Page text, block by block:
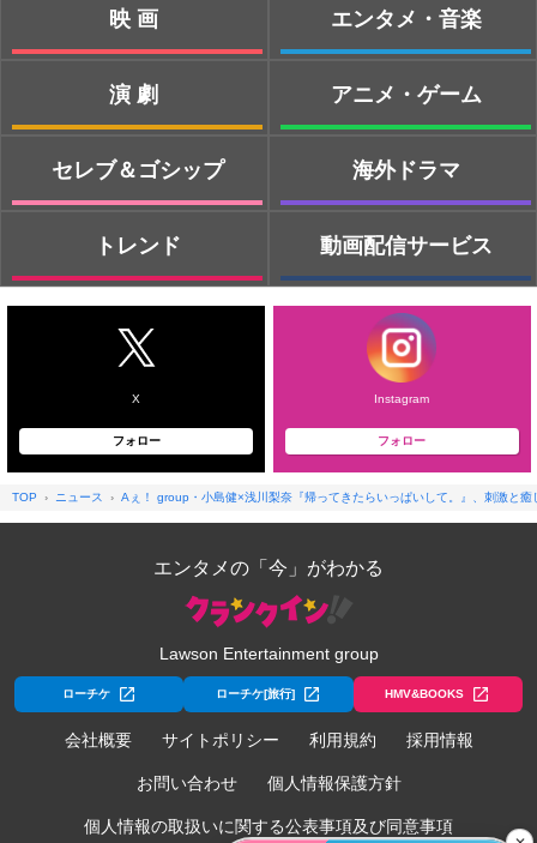
映画
演劇
セレブ＆ゴシップ
トレンド
エンタメ・音楽
アニメ・ゲーム
海外ドラマ
動画配信サービス
X
フォロー
Instagram
フォロー
TOP ニュース Aぇ！ group・小島健×浅川梨奈『帰ってきたらいっぱいして。』、刺激と
エンタメの「今」がわかる
Lawson Entertainment group
ローチケ ローチケ[旅行] HMV&BOOKS
会社概要 サイトポリシー 利用規約 採用情報
お問い合わせ 個人情報保護方針
個人情報の取扱いに関する公表事項及び同意事項